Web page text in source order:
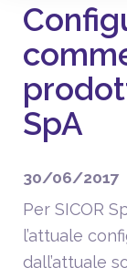
CLIENTI
PARTNER
SERVIZIO CLIENTI
SpA
30/06/2017
Per SICOR
l’attuale
dall’attuale